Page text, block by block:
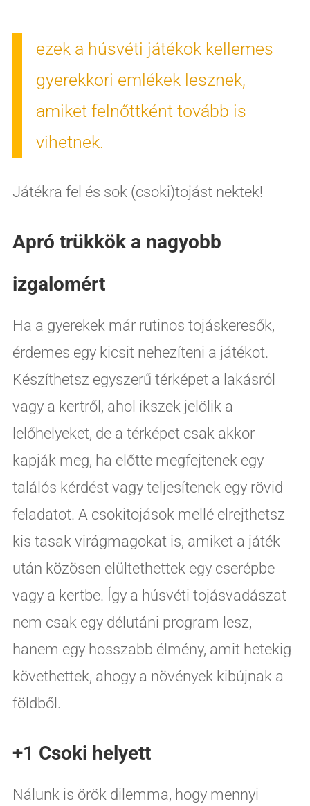
ezek a húsvéti játékok kellemes
gyerekkori emlékek lesznek,
amiket felnőttként tovább is
vihetnek.
Játékra fel és sok (csoki)tojást nektek!
Apró trükkök a nagyobb
izgalomért
Ha a gyerekek már rutinos tojáskeresők,
érdemes egy kicsit nehezíteni a játékot.
Készíthetsz egyszerű térképet a lakásról
vagy a kertről, ahol ikszek jelölik a
lelőhelyeket, de a térképet csak akkor
kapják meg, ha előtte megfejtenek egy
találós kérdést vagy teljesítenek egy rövid
feladatot. A csokitojások mellé elrejthetsz
kis tasak virágmagokat is, amiket a játék
után közösen elültethettek egy cserépbe
vagy a kertbe. Így a húsvéti tojásvadászat
nem csak egy délutáni program lesz,
hanem egy hosszabb élmény, amit hetekig
követhettek, ahogy a növények kibújnak a
földből.
+1 Csoki helyett
Nálunk is örök dilemma, hogy mennyi